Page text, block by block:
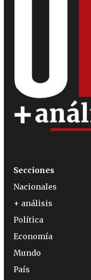
Secciones
Nacionales
+ análisis
Política
Economía
Mundo
País